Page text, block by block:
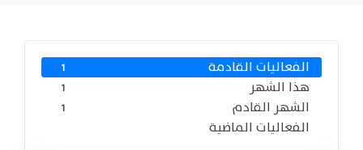
الفعاليات القادمة 1
هذا الشهر 1
الشهر القادم 1
الفعاليات الماضية